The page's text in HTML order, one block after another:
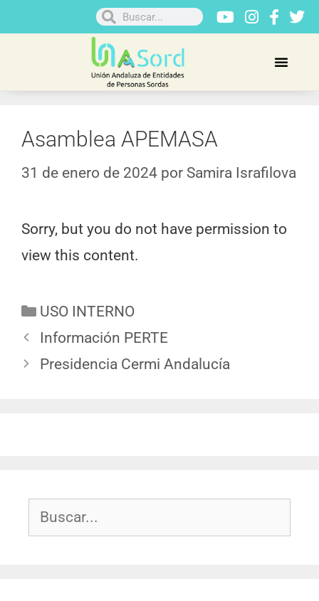
Asamblea APEMASA
31 de enero de 2024 por Samira Israfilova
Sorry, but you do not have permission to
view this content.
USO INTERNO
Información PERTE
Presidencia Cermi Andalucía